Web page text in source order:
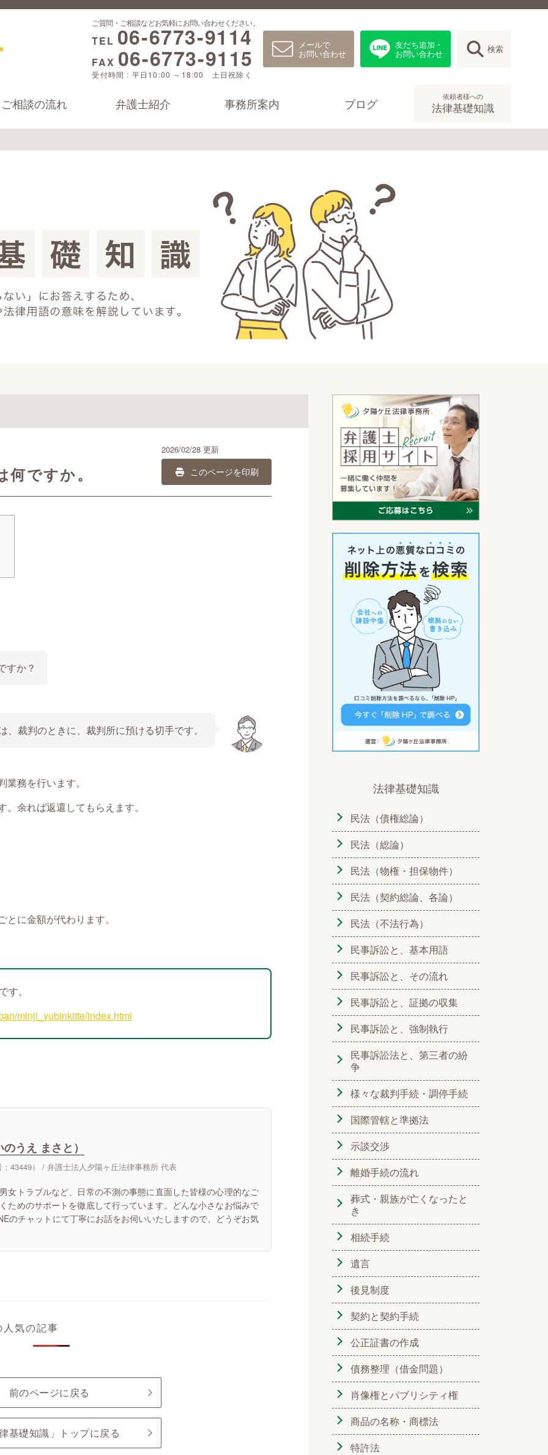
ご質問・ご相談などお気軽にお問い合わせください。
TEL 06-6773-9114
FAX 06-6773-9115
受付時間 : 平日10:00 ～18:00 土日祝除く
メールで
お問い合わせ
友だち追加・
お問い合わせ 検索
ご相談の流れ 弁護士紹介 事務所案内 ブログ 依頼者様への
法律基礎知識
ですか。
2026/02/28 更新
このページを印刷
すか？
、裁判のときに、裁判所に預ける切手です。
務を行います。
余れば返還してもらえます。
に金額が代わります。
。
minji_yubinkitte/index.html
うえ まさと）
43449） / 弁護士法人夕陽ヶ丘法律事務所 代表
女トラブルなど、日常の不測の事態に直面した皆様の心理的なご
ためのサポートを徹底して行っています。どんな小さなお悩みで
のチャットにて丁寧にお話をお伺いいたしますので、どうぞお気
人気の記事
前のページに戻る
基礎知識」トップに戻る
法律基礎知識
民法（債権総論）
民法（総論）
民法（物権・担保物件）
民法（契約総論、各論）
民法（不法行為）
民事訴訟と、基本用語
民事訴訟と、その流れ
民事訴訟と、証拠の収集
民事訴訟と、強制執行
民事訴訟法と、第三者の紛
争
様々な裁判手続・調停手続
国際管轄と準拠法
示談交渉
離婚手続の流れ
葬式・親族が亡くなったと
き
相続手続
遺言
後見制度
契約と契約手続
公正証書の作成
債務整理（借金問題）
肖像権とパブリシティ権
商品の名称・商標法
特許法